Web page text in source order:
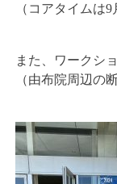
（コアタイムは9
また、ワークシ
（由布院周辺の